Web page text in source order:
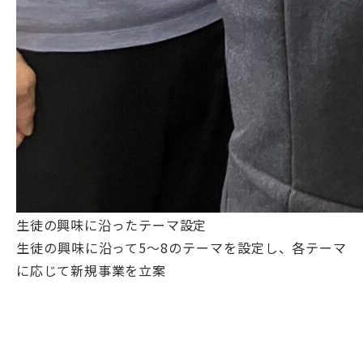
生徒の興味に沿ったテーマ設定
生徒の興味に沿って5〜8のテーマを設定し、各テーマ
に応じて新規事業を立案